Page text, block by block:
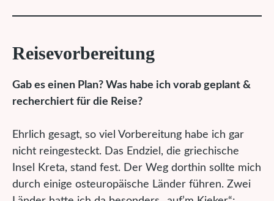
Reisevorbereitung
Gab es einen Plan? Was habe ich vorab geplant &
recherchiert für die Reise?
Ehrlich gesagt, so viel Vorbereitung habe ich gar
nicht reingesteckt. Das Endziel, die griechische
Insel Kreta, stand fest. Der Weg dorthin sollte mich
durch einige osteuropäische Länder führen. Zwei